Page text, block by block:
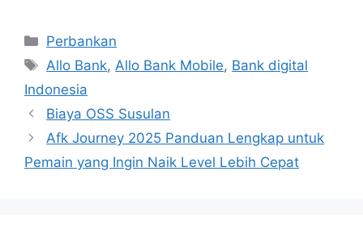
Kategori
Perbankan
Tag
Allo Bank, Allo Bank Mobile, Bank digital
Indonesia
Biaya OSS Susulan
Afk Journey 2025 Panduan Lengkap untuk
Pemain yang Ingin Naik Level Lebih Cepat